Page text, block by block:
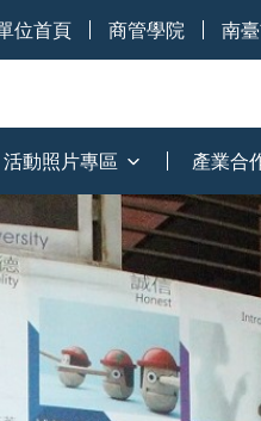
位首頁 商管學院 南
活動照片專區 產業合